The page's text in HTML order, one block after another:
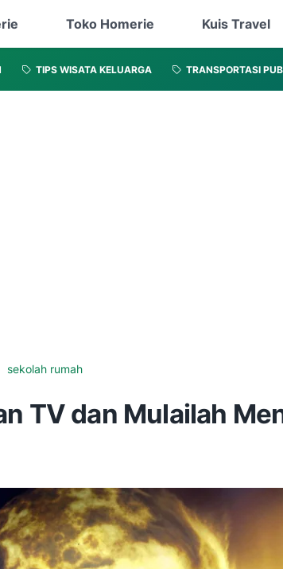
Toko Homerie Kuis Travel
TIPS WISATA KELUARGA TRANSPORTASI
sekolah rumah
TV dan Mulailah